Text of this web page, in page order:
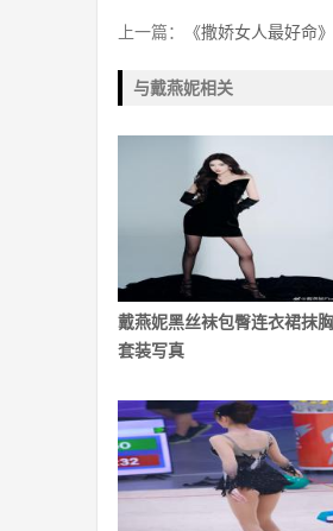
上一篇： 《撒娇女人最好命
与戴燕妮相关
戴燕妮黑丝袜包臀连衣裙抹胸
套装写真